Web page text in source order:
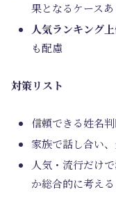
果となるケースあ
人気ランキング
も配慮
対策リスト
信頼できる姓名
家族で話し合い
人気・流行だけ
か総合的に考える